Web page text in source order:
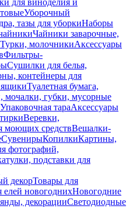
для виноделия и
Уборочный
тазы для уборкиНаборы
Чайники заварочные,
Турки, молочникиАксессуары
Фильтры-
Сушилки для белья,
контейнеры для
Туалетная бумага,
мочалки, губки, мусорные
Упаковочная тараАксессуары
Веревки,
моющих средствВешалки-
СувенирыКопилкиКартины,
фотографий,
подставки для
декорТовары для
елей новогоднихНовогодние
декорацииСветодиодные